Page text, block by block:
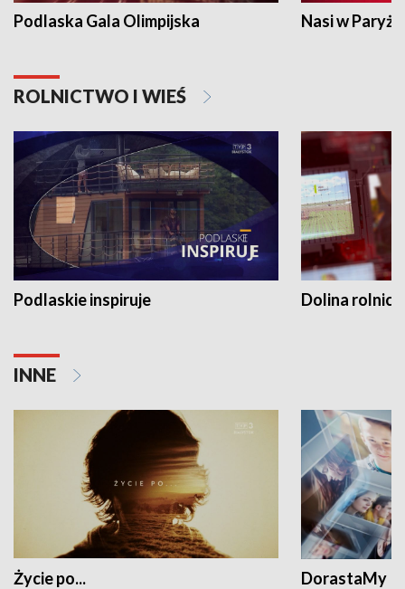
Podlaska Gala Olimpijska Nasi w Paryżu
ROLNICTWO I WIEŚ
Podlaskie inspiruje Dolina
INNE
Życie po... DorastaMy